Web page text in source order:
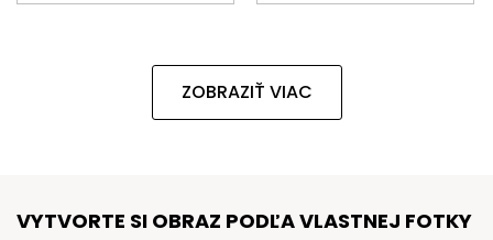
ZOBRAZIŤ VIAC
VYTVORTE SI OBRAZ PODĽA VLASTNEJ FOTKY